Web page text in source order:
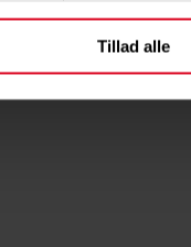
Tillad alle